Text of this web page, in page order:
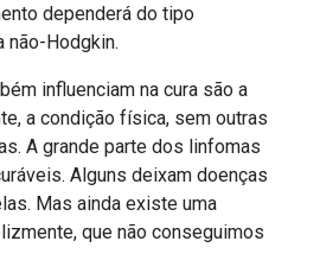
dependerá do tipo
Hodgkin.
influenciam na cura são a
a condição física, sem outras
A grande parte dos linfomas
Alguns deixam doenças
Mas ainda existe uma
que não conseguimos